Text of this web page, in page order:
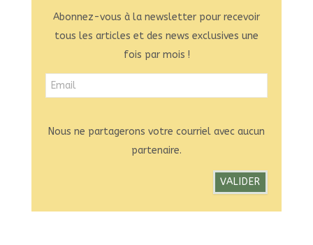
Abonnez-vous à la newsletter pour recevoir
tous les articles et des news exclusives une
fois par mois !
Nous ne partagerons votre courriel avec aucun
partenaire.